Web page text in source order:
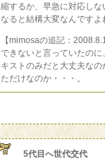
縮するか、早急に対応し
なると結構大変なんです
【mimosaの追記：
できないと言っていたの
キストのみだと大丈夫な
ただけなのか・・・。
5代目へ世代交代